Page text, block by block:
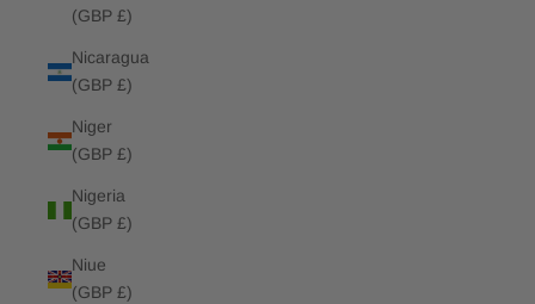
(GBP £)
Nicaragua
(GBP £)
Niger
(GBP £)
Nigeria
(GBP £)
Niue
(GBP £)